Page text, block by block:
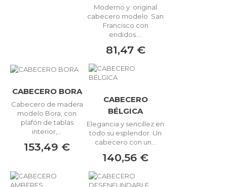
Moderno y original
cabecero modelo San
Francisco con
endidos....
81,47 €
CABECERO BORA
Cabecero de madera
modelo Bora, con
plafón de tablas
interior,...
153,49 €
CABECERO
BÉLGICA
Elegancia y sencillez en
todo su esplendor. Un
cabecero con un...
140,56 €